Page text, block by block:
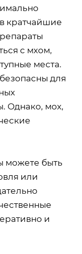
кратчайшие
с мхом,
места.
для
Однако, мох,
можете быть
или
и